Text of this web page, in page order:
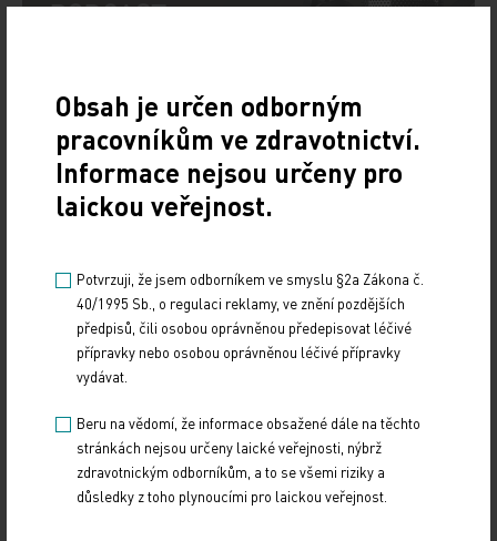
Doporučené
Má mít každý hypertonik hypolipidemikum?
10. 4. 2026
Na XXIV. sympoziu arteriální hypertenze, které se konalo
1. dubna 2026 na Novoměstské radnici v Praze, uvedl
MUDr. Martin Šatný, Ph.D., ze III.…
Obsah je určen odborným
pracovníkům ve zdravotnictví.
Informace nejsou určeny pro
laickou veřejnost.
Potvrzuji, že jsem odborníkem ve smyslu §2a Zákona č.
40/1995 Sb., o regulaci reklamy, ve znění pozdějších
předpisů, čili osobou oprávněnou předepisovat léčivé
přípravky nebo osobou oprávněnou léčivé přípravky
vydávat.
Beru na vědomí, že informace obsažené dále na těchto
stránkách nejsou určeny laické veřejnosti, nýbrž
zdravotnickým odborníkům, a to se všemi riziky a
důsledky z toho plynoucími pro laickou veřejnost.